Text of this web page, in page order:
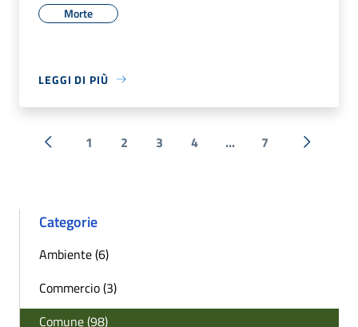
Morte
LEGGI DI PIÙ
« Precedente
1 2 3 4 ... 7
Categorie
Ambiente (6)
Commercio (3)
Comune (98)